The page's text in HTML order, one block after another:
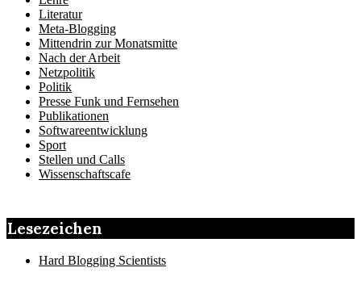
Literatur
Meta-Blogging
Mittendrin zur Monatsmitte
Nach der Arbeit
Netzpolitik
Politik
Presse Funk und Fernsehen
Publikationen
Softwareentwicklung
Sport
Stellen und Calls
Wissenschaftscafe
Lesezeichen
Hard Blogging Scientists